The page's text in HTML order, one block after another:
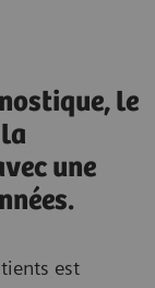
le
une
est